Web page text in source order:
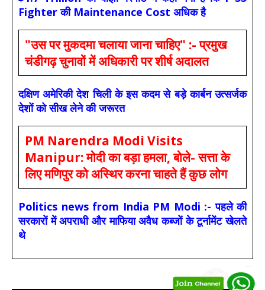
Fighter की Maintenance Cost अधिक है
"उस पर मुकदमा चलाया जाना चाहिए" :- प्रमुख
चंडीगढ़ चुनावों में अधिकारी पर शीर्ष अदालत
दक्षिण अमेरिकी देश चिली के इस कदम से बड़े कार्बन उत्सर्जक
देशों को सीख लेने की जरूरत
PM Narendra Modi Visits
Manipur: मोदी का बड़ा हमला, बोले- सत्ता के
लिए मणिपुर को अस्थिर करना चाहते हैं कुछ लोग
Politics news from India PM Modi :- पहले की
सरकारों में अपराधी और माफिया अवैध कब्जों के टूर्नामेंट खेलते
थे